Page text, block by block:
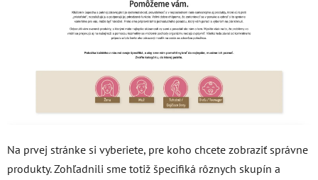
Na prvej stránke si vyberiete, pre koho chcete zobraziť správne
produkty. Zohľadnili sme totiž špecifiká rôznych skupín a